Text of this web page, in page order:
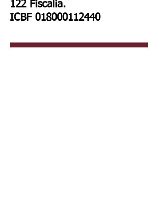
122 Fiscalía.
ICBF 018000112440